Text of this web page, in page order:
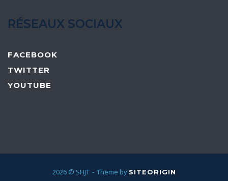
RÉSEAUX SOCIAUX
FACEBOOK
TWITTER
YOUTUBE
2026 © SHJT Theme by SITEORIGIN